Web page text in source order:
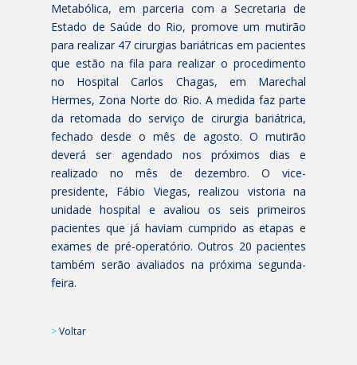
Metabólica, em parceria com a Secretaria de
Estado de Saúde do Rio, promove um mutirão
para realizar 47 cirurgias bariátricas em pacientes
que estão na fila para realizar o procedimento
no Hospital Carlos Chagas, em Marechal
Hermes, Zona Norte do Rio. A medida faz parte
da retomada do serviço de cirurgia bariátrica,
fechado desde o mês de agosto. O mutirão
deverá ser agendado nos próximos dias e
realizado no mês de dezembro. O vice-
presidente, Fábio Viegas, realizou vistoria na
unidade hospital e avaliou os seis primeiros
pacientes que já haviam cumprido as etapas e
exames de pré-operatório. Outros 20 pacientes
também serão avaliados na próxima segunda-
feira.
>Voltar